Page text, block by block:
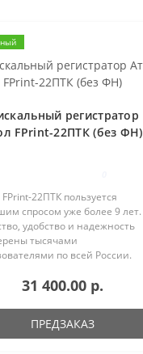
регистратор
FPrint-22ПТК (без ФН)
22ПТК пользуется
спросом уже более 9 лет.
удобство и надежность
тысячами
по всей России.
кассового ПО. Скорость
отрезчик ..
31 400.00 р.
ПРЕДЗАКАЗ